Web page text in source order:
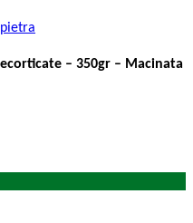
– 350gr – Macinata